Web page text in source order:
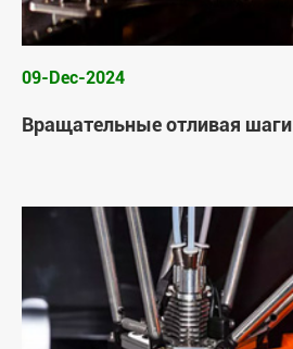
09-Dec-2024
Вращательные отливая шаги